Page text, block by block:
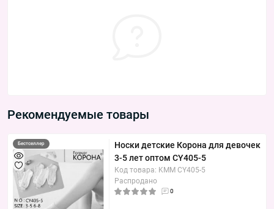
Рекомендуемые товары
Бестселлер
Носки детские Корона для девочек
3-5 лет оптом CY405-5
Код товара: KMM CY405-5
Распродано
0